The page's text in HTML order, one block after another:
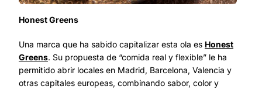
Honest Greens
Una marca que ha sabido capitalizar esta ola es Honest
Greens. Su propuesta de “comida real y flexible” le ha
permitido abrir locales en Madrid, Barcelona, Valencia y
otras capitales europeas, combinando sabor, color y